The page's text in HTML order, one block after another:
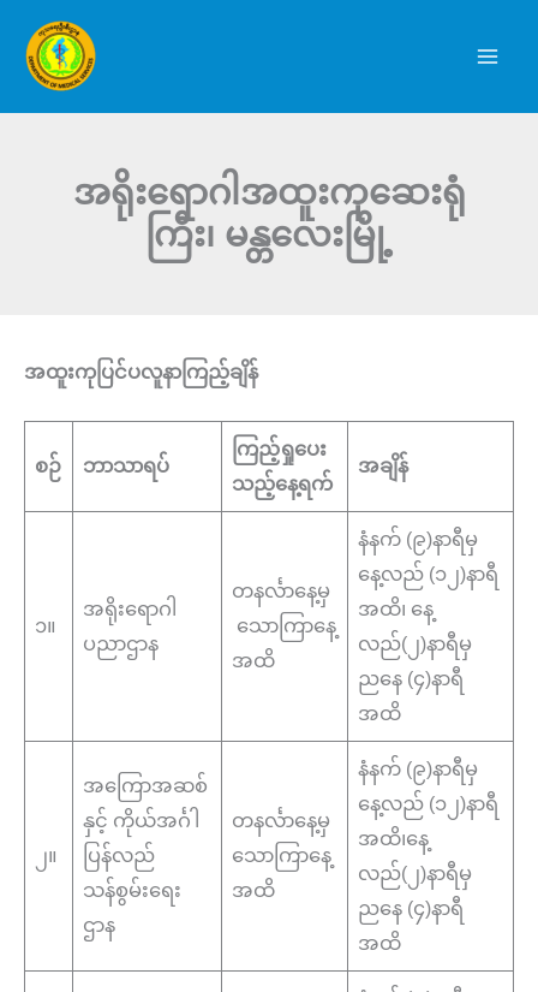
content
အရိုးရောဂါအထူးကုဆေးရုံ
ကြီး၊ မန္တလေးမြို့
အထူးကုပြင်ပလူနာကြည့်ချိန်
စဉ် ဘာသာရပ်
ကြည့်ရှုပေး
သည့်နေ့ရက်
အချိန်
၁။
အရိုးရောဂါ
ပညာဌာန
တနင်္လာနေ့မှ
သောကြာနေ့
အထိ
နံနက် (၉)နာရီမှ
နေ့လည် (၁၂)နာရီ
အထိ၊ နေ့
လည်(၂)နာရီမှ
ညနေ (၄)နာရီ
အထိ
၂။
အကြောအဆစ်
နှင့် ကိုယ်အင်္ဂါ
ပြန်လည်
သန်စွမ်းရေး
ဌာန
တနင်္လာနေ့မှ
သောကြာနေ့
အထိ
နံနက် (၉)နာရီမှ
နေ့လည် (၁၂)နာရီ
အထိ၊နေ့
လည်(၂)နာရီမှ
ညနေ (၄)နာရီ
အထိ